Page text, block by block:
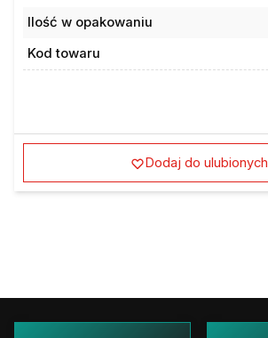
Ilość w opakowaniu
Kod towaru
Dodaj do ulubionych